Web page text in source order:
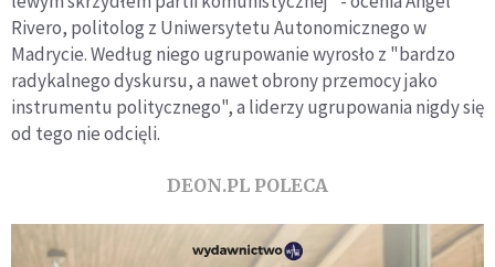
Rivero, politolog z Uniwersytetu Autonomicznego w
Madrycie. Według niego ugrupowanie wyrosło z "bardzo
radykalnego dyskursu, a nawet obrony przemocy jako
instrumentu politycznego", a liderzy ugrupowania nigdy się
od tego nie odcięli.
DEON.PL POLECA